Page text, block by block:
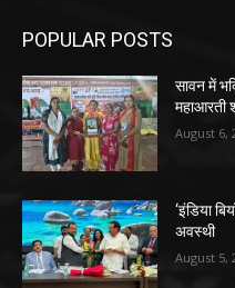
POPULAR POSTS
सावन में
महाआरती
August 6,
‘इंडिया
अवस्थी
August 5,